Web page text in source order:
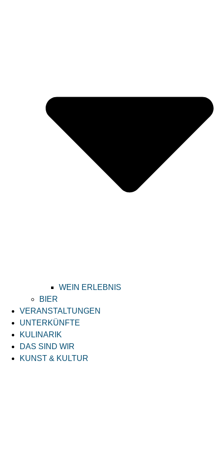
WEIN ERLEBNIS
BIER
VERANSTALTUNGEN
UNTERKÜNFTE
KULINARIK
DAS SIND WIR
KUNST & KULTUR